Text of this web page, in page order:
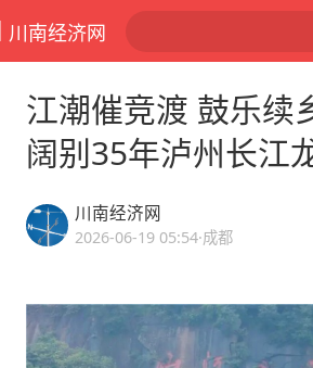
川南经济网
江潮催竞渡 鼓乐
阔别35年泸州长江
川南经济网
2026-06-19 05:54·成都